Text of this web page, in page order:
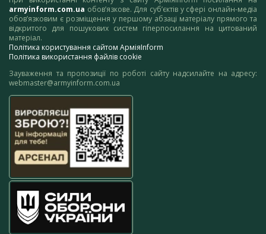
armyinform.com.ua обов’язкове. Для суб’єктів у сфері онлайн-медіа
обов’язковим є розміщення у першому абзаці матеріалу прямого та
відкритого для пошукових систем гіперпосилання на цитований
матеріал.
Політика користування сайтом АрміяInform
Політика використання файлів cookie
Зауваження та пропозиції по роботі сайту надсилайте на адресу:
webmaster@armyinform.com.ua